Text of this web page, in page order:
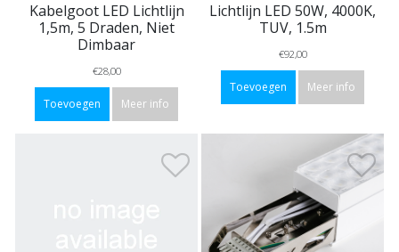
Kabelgoot LED Lichtlijn
1,5m, 5 Draden, Niet
Dimbaar
€28,00
Toevoegen Meer info
Lichtlijn LED 50W, 4000K,
TUV, 1.5m
€92,00
Toevoegen Meer info